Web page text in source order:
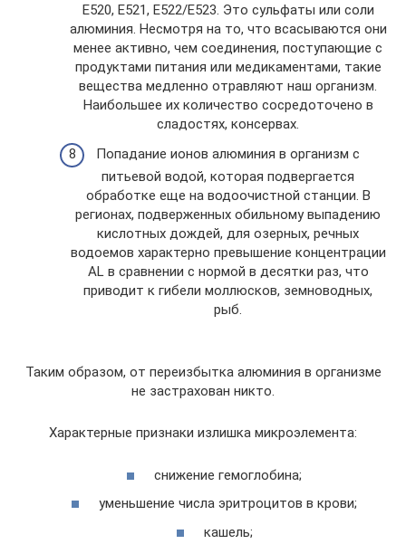
Е520, Е521, Е522/Е523. Это сульфаты или соли
алюминия. Несмотря на то, что всасываются они
менее активно, чем соединения, поступающие с
продуктами питания или медикаментами, такие
вещества медленно отравляют наш организм.
Наибольшее их количество сосредоточено в
сладостях, консервах.
Попадание ионов алюминия в организм с
питьевой водой, которая подвергается
обработке еще на водоочистной станции. В
регионах, подверженных обильному выпадению
кислотных дождей, для озерных, речных
водоемов характерно превышение концентрации
AL в сравнении с нормой в десятки раз, что
приводит к гибели моллюсков, земноводных,
рыб.
Таким образом, от переизбытка алюминия в организме
не застрахован никто.
Характерные признаки излишка микроэлемента:
снижение гемоглобина;
уменьшение числа эритроцитов в крови;
кашель;